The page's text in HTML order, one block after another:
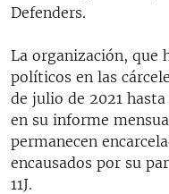
Defenders.
La organización, que
políticos en las
de julio de 2021
en su informe
permanecen
encausados por su
11J.